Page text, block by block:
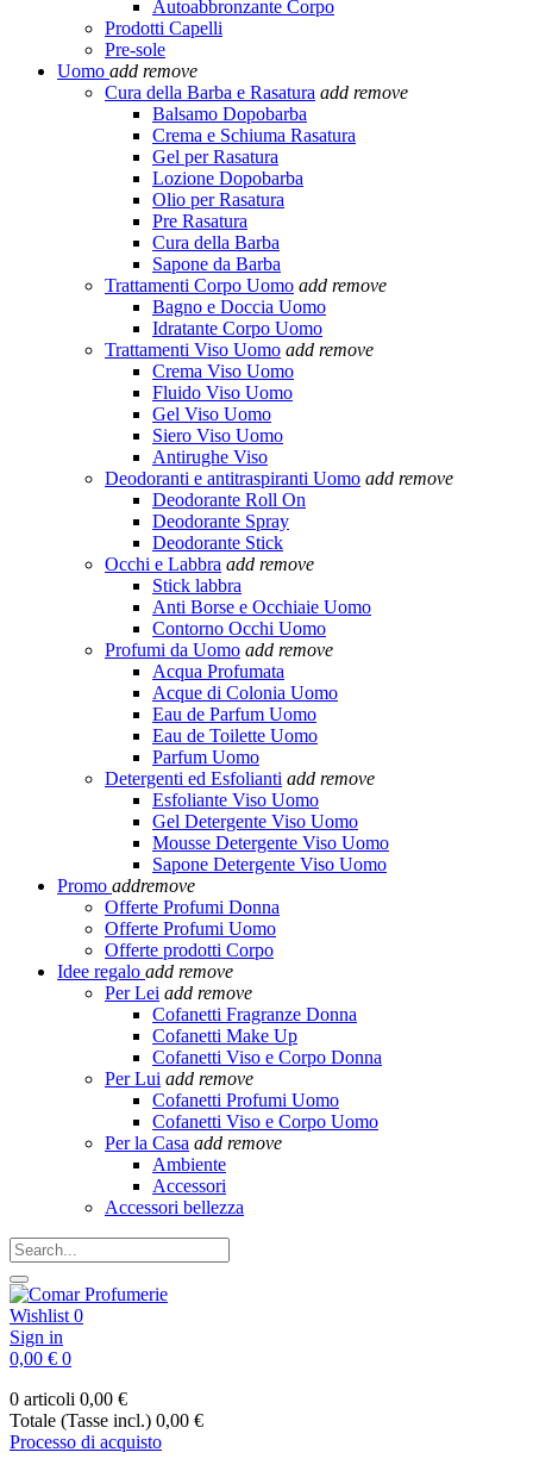
Autoabbronzante Corpo
Prodotti Capelli
Pre-sole
Uomo add remove
Cura della Barba e Rasatura add remove
Balsamo Dopobarba
Crema e Schiuma Rasatura
Gel per Rasatura
Lozione Dopobarba
Olio per Rasatura
Pre Rasatura
Cura della Barba
Sapone da Barba
Trattamenti Corpo Uomo add remove
Bagno e Doccia Uomo
Idratante Corpo Uomo
Trattamenti Viso Uomo add remove
Crema Viso Uomo
Fluido Viso Uomo
Gel Viso Uomo
Siero Viso Uomo
Antirughe Viso
Deodoranti e antitraspiranti Uomo add remove
Deodorante Roll On
Deodorante Spray
Deodorante Stick
Occhi e Labbra add remove
Stick labbra
Anti Borse e Occhiaie Uomo
Contorno Occhi Uomo
Profumi da Uomo add remove
Acqua Profumata
Acque di Colonia Uomo
Eau de Parfum Uomo
Eau de Toilette Uomo
Parfum Uomo
Detergenti ed Esfolianti add remove
Esfoliante Viso Uomo
Gel Detergente Viso Uomo
Mousse Detergente Viso Uomo
Sapone Detergente Viso Uomo
Promo addremove
Offerte Profumi Donna
Offerte Profumi Uomo
Offerte prodotti Corpo
Idee regalo add remove
Per Lei add remove
Cofanetti Fragranze Donna
Cofanetti Make Up
Cofanetti Viso e Corpo Donna
Per Lui add remove
Cofanetti Profumi Uomo
Cofanetti Viso e Corpo Uomo
Per la Casa add remove
Ambiente
Accessori
Accessori bellezza
Wishlist 0
Sign in
0,00 € 0
0 articoli 0,00 €
Totale (Tasse incl.) 0,00 €
Processo di acquisto